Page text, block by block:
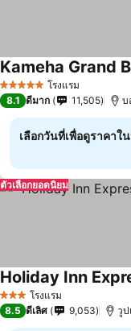
5 ดาว โรงแรม
Kameha Grand
8.1 ดีมาก 11,505 บ
เลือกวันที่เพื่อดูราคาใ
ตัวเลือกยอดนิยม
3 ดาว โรงแรม
8.5 ดีเลิศ 9,053 วูป